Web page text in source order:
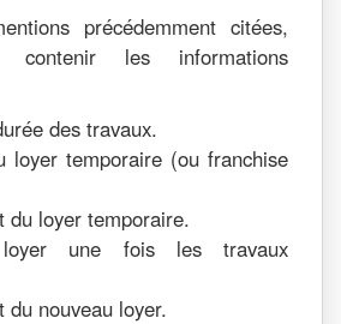
précédemment citées,
contenir les informations
des travaux.
loyer temporaire (ou franchise
du loyer temporaire.
loyer une fois les travaux
du nouveau loyer.